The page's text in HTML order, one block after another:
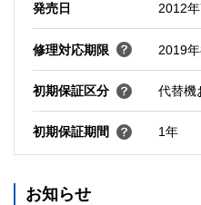
発売日 2012年
修理対応期限 2019
初期保証区分 代替機
初期保証期間 1年
お知らせ